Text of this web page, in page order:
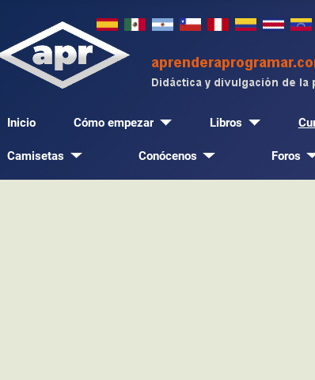
Inicio Cómo empezar Libros
Camisetas Conócenos Foros